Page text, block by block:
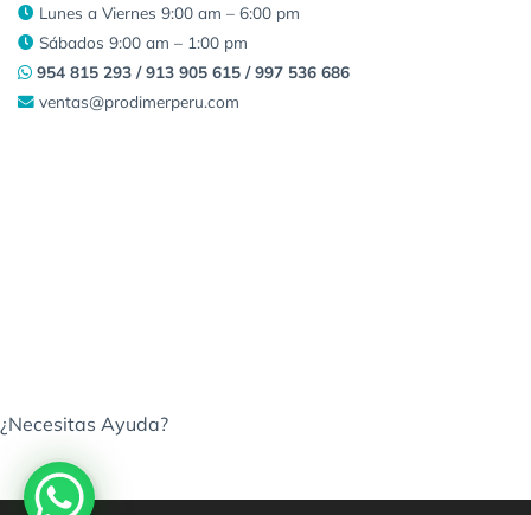
Lunes a Viernes 9:00 am – 6:00 pm
Sábados 9:00 am – 1:00 pm
954 815 293 / 913 905 615 / 997 536 686
ventas@prodimerperu.com
¿Necesitas Ayuda?